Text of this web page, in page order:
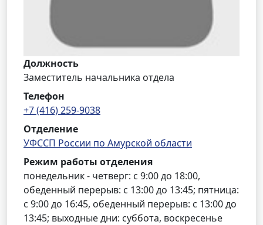
Должность
Заместитель начальника отдела
Телефон
+7 (416) 259-9038
Отделение
УФССП России по Амурской области
Режим работы отделения
понедельник - четверг: с 9:00 до 18:00,
обеденный перерыв: с 13:00 до 13:45; пятница:
с 9:00 до 16:45, обеденный перерыв: с 13:00 до
13:45; выходные дни: суббота, воскресенье